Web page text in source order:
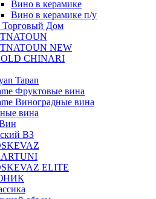
Вино в керамике
Вино в керамике п/у
Торговый Дом
NEW
CHINARI
Tapan
Фруктовые вина
Виноградные вина
вина
ВЗ
ELITE